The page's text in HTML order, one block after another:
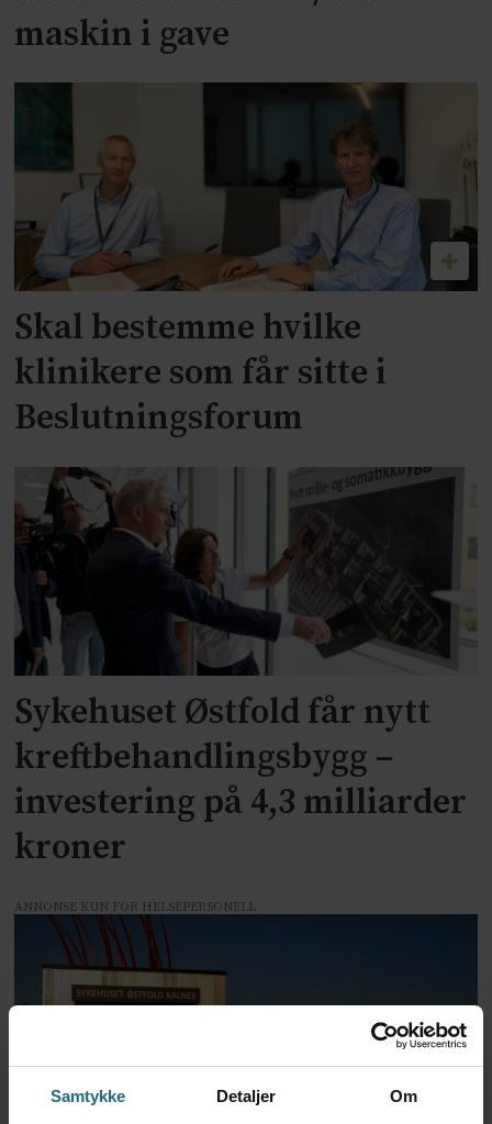
Samtykke Detaljer Om
maskin i gave
Skal bestemme hvilke
klinikere som får sitte i
Beslutningsforum
Sykehuset Østfold får nytt
kreftbehandlingsbygg –
investering på 4,3 milliarder
kroner
ANNONSE KUN FOR HELSEPERSONELL